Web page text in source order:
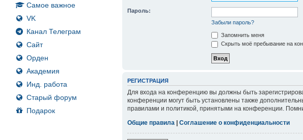
Самое важное
VK
Канал Телеграм
Сайт
Орден
Академия
Инд. работа
Старый форум
Подарок
Пароль:
Забыли пароль?
Запомнить меня
Скрыть моё пребывание на
РЕГИСТРАЦИЯ
Для входа на конференцию вы должны быть
конференции могут быть установлены также
правилами и политикой, принятыми на конференции.
Общие правила |Соглашение о конфиденциальности